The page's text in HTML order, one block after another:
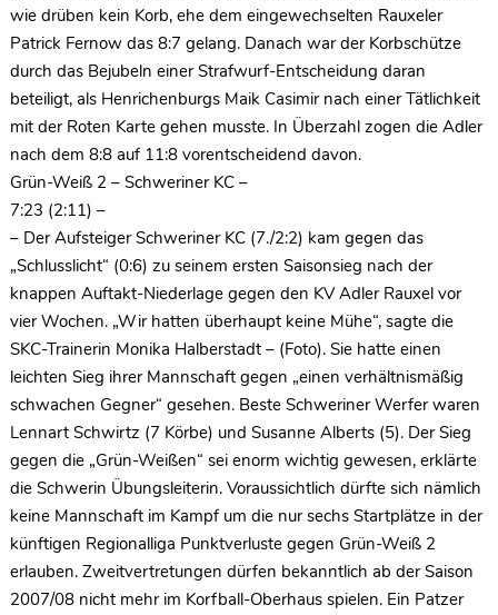
wie drüben kein Korb, ehe dem eingewechselten Rauxeler
Patrick Fernow das 8:7 gelang. Danach war der Korbschütze
durch das Bejubeln einer Strafwurf-Entscheidung daran
beteiligt, als Henrichenburgs Maik Casimir nach einer Tätlichkeit
mit der Roten Karte gehen musste. In Überzahl zogen die Adler
nach dem 8:8 auf 11:8 vorentscheidend davon.
Grün-Weiß 2 – Schweriner KC –
7:23 (2:11) –
– Der Aufsteiger Schweriner KC (7./2:2) kam gegen das
„Schlusslicht“ (0:6) zu seinem ersten Saisonsieg nach der
knappen Auftakt-Niederlage gegen den KV Adler Rauxel vor
vier Wochen. „Wir hatten überhaupt keine Mühe“, sagte die
SKC-Trainerin Monika Halberstadt – (Foto). Sie hatte einen
leichten Sieg ihrer Mannschaft gegen „einen verhältnismäßig
schwachen Gegner“ gesehen. Beste Schweriner Werfer waren
Lennart Schwirtz (7 Körbe) und Susanne Alberts (5). Der Sieg
gegen die „Grün-Weißen“ sei enorm wichtig gewesen, erklärte
die Schwerin Übungsleiterin. Voraussichtlich dürfte sich nämlich
keine Mannschaft im Kampf um die nur sechs Startplätze in der
künftigen Regionalliga Punktverluste gegen Grün-Weiß 2
erlauben. Zweitvertretungen dürfen bekanntlich ab der Saison
2007/08 nicht mehr im Korfball-Oberhaus spielen. Ein Patzer